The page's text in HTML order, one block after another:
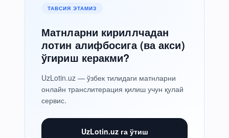
ТАВСИЯ ЭТАМИЗ
Матнларни кириллчадан
лотин алифбосига (ва акси)
ўгириш керакми?
UzLotin.uz — ўзбек тилидаги матнларни
онлайн транслитерация қилиш учун қулай
сервис.
UzLotin.uz га ўтиш